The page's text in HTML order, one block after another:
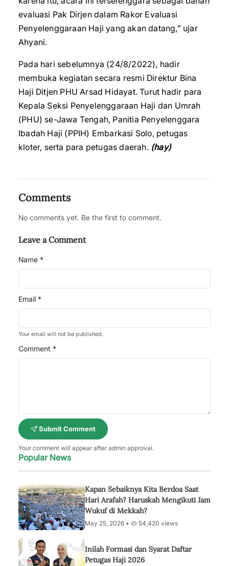
evaluasi Pak Dirjen dalam Rakor Evaluasi
Penyelenggaraan Haji yang akan datang,” ujar
Ahyani.
Pada hari sebelumnya (24/8/2022), hadir
membuka kegiatan secara resmi Direktur Bina
Haji Ditjen PHU Arsad Hidayat. Turut hadir para
Kepala Seksi Penyelenggaraan Haji dan Umrah
(PHU) se-Jawa Tengah, Panitia Penyelenggara
Ibadah Haji (PPIH) Embarkasi Solo, petugas
kloter, serta para petugas daerah. (hay)
Comments
No comments yet. Be the first to comment.
Leave a Comment
Name *
Email *
Your email will not be published.
Comment *
Submit Comment
Your comment will appear after admin approval.
Popular News
Kapan Sebaiknya Kita Berdoa Saat
Hari Arafah? Haruskah Mengikuti Jam
Wukuf di Mekkah?
May 25, 2026 • 54,420 views
Inilah Formasi dan Syarat Daftar
Petugas Haji 2026